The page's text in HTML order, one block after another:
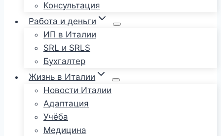
Консультация
Работа и деньги
ИП в Италии
SRL и SRLS
Бухгалтер
Жизнь в Италии
Новости Италии
Адаптация
Учёба
Медицина